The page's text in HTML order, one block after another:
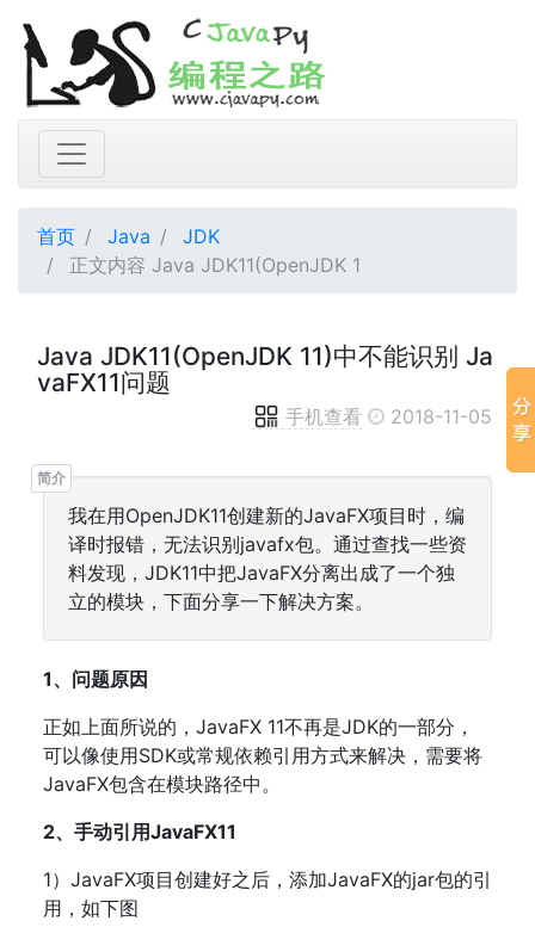
首页 Java
JDK
正文内容 Java JDK11(OpenJDK 1
Java JDK11(OpenJDK 11)中不能识别 Ja
vaFX11问题
手机查看 2018-11-05
我在用OpenJDK11创建新的JavaFX项目时，编
译时报错，无法识别javafx包。通过查找一些资
料发现，JDK11中把JavaFX分离出成了一个独
立的模块，下面分享一下解决方案。
1、问题原因
正如上面所说的，JavaFX 11不再是JDK的一部分，
可以像使用SDK或常规依赖引用方式来解决，需要将
JavaFX包含在模块路径中。
2、手动引用JavaFX11
1）JavaFX项目创建好之后，添加JavaFX的jar包的引
用，如下图